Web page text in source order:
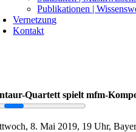
Publikationen |
Vernetzung
Kontakt
Quartett spielt mfm-
8. Mai 2019, 19 Uhr,